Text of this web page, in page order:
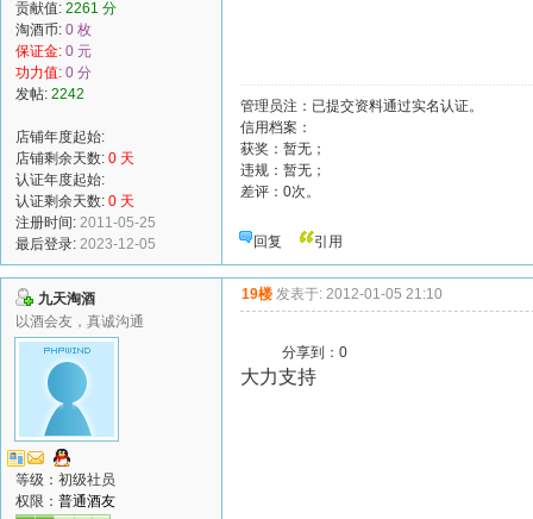
贡献值: 2261 分
淘酒币: 0 枚
保证金: 0 元
功力值: 0 分
发帖: 2242
店铺年度起始:
店铺剩余天数: 0 天
认证年度起始:
认证剩余天数: 0 天
注册时间: 2011-05-25
最后登录: 2023-12-05
管理员注：已提交资料通过实名认证。
信用档案：
获奖：暂无；
违规：暂无；
差评：0次。
回复 引用
九天淘酒
以酒会友，真诚沟通
等级：初级社员
权限： 普通酒友
19楼 发表于: 2012-01-05 21:10
分享到： 0
大力支持